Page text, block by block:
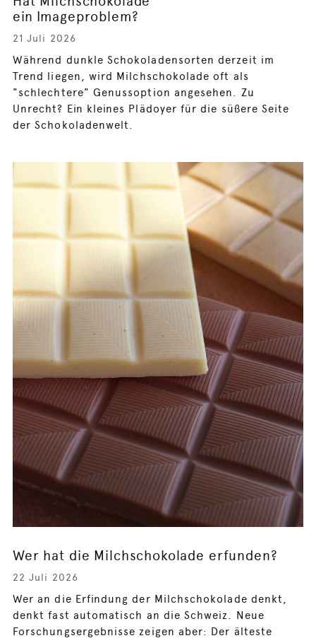
ein Imageproblem?
21 Juli 2026
Während dunkle Schokoladensorten derzeit im
Trend liegen, wird Milchschokolade oft als
"schlechtere" Genussoption angesehen. Zu
Unrecht? Ein kleines Plädoyer für die süßere Seite
der Schokoladenwelt.
Wer hat die Milchschokolade erfunden?
22 Juli 2026
Wer an die Erfindung der Milchschokolade denkt,
denkt fast automatisch an die Schweiz. Neue
Forschungsergebnisse zeigen aber: Der älteste